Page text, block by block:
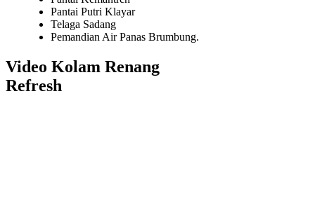
Pantai Putri Klayar
Telaga Sadang
Pemandian Air Panas Brumbung.
Video Kolam Renang
Refresh